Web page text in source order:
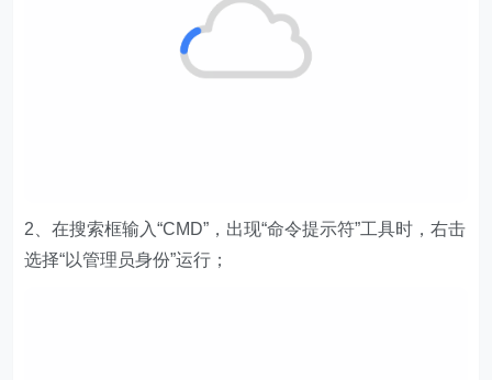
2、在搜索框输入“CMD”，出现“命令提示符”工具时，右击
选择“以管理员身份”运行；